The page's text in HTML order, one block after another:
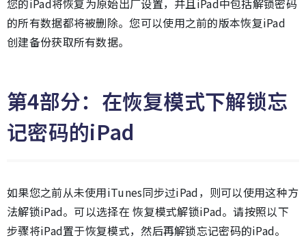
您的iPad将恢复为原始出厂设置，并且iPad中包括解锁密码
的所有数据都将被删除。您可以使用之前的版本恢复iPad
创建备份获取所有数据。
第4部分：在恢复模式下解锁忘
记密码的iPad
如果您之前从未使用iTunes同步过iPad，则可以使用这种方
法解锁iPad。可以选择在 恢复模式解锁iPad。请按照以下
步骤将iPad置于恢复模式，然后再解锁忘记密码的iPad。